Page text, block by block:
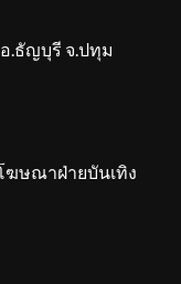
.ธัญบุรี จ.ปทุม
ฆษณาฝ่ายบันเทิง